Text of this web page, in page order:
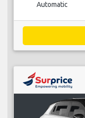
Automatic